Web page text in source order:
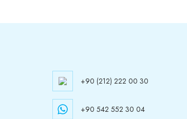
+90 (212) 222 00 30
+90 542 552 30 04